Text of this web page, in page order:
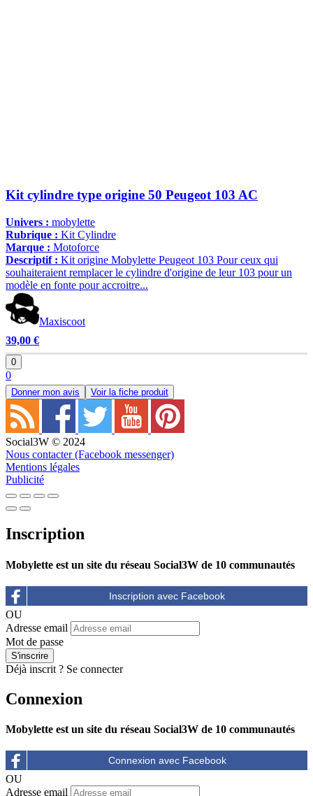
Kit cylindre type origine 50 Peugeot 103 AC
Univers : mobylette
Rubrique : Kit Cylindre
Marque : Motoforce
Descriptif : Kit origine Mobylette Peugeot 103 Pour ceux qui
souhaiteraient remplacer le cylindre d'origine de leur 103 pour un
modèle en fonte pour accroitre...
Maxiscoot
39,00 €
0
0
Donner mon avis Voir la fiche produit
Social3W © 2024
Nous contacter (Facebook messenger)
Mentions légales
Publicité
Inscription
Mobylette est un site du réseau Social3W de 10 communautés
OU
Adresse email
Mot de passe
Déjà inscrit ? Se connecter
Connexion
Mobylette est un site du réseau Social3W de 10 communautés
OU
Adresse email